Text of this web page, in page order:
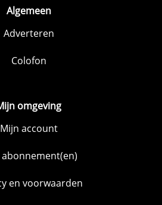
Algemeen
Adverteren
Colofon
omgeving
Mijn account
en voorwaarden